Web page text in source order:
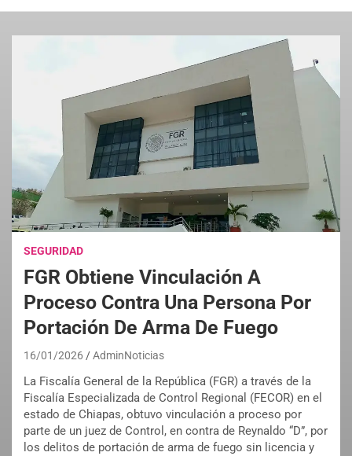
SEGURIDAD
FGR Obtiene Vinculación A
Proceso Contra Una Persona Por
Portación De Arma De Fuego
16/01/2026 AdminNoticias
La Fiscalía General de la República (FGR) a través de la
Fiscalía Especializada de Control Regional (FECOR) en el
estado de Chiapas, obtuvo vinculación a proceso por
parte de un juez de Control, en contra de Reynaldo “D”, por
los delitos de portación de arma de fuego sin licencia y